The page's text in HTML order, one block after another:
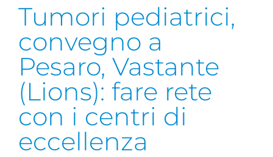
Tumori pediatrici,
convegno a
Pesaro, Vastante
(Lions): fare rete
con i centri di
eccellenza